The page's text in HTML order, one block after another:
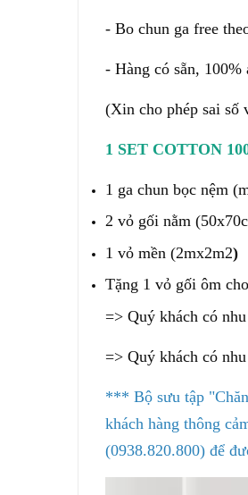
- Bo chun ga free
- Hàng có sẵn,
(Xin cho phép sai số
1 SET COTTON
1 ga chun bọc nệm
2 vỏ gối nằm
1 vỏ mền (2mx2m2)
Tặng 1 vỏ gối ôm
=> Quý khách có
=> Quý khách có
*** Bộ sưu tập
khách hàng thông
(0938.820.800) để